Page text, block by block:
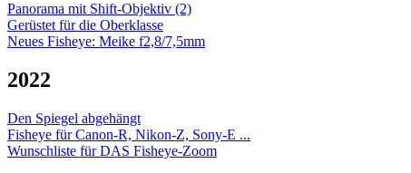
Panorama mit Shift-Objektiv (2)
Gerüstet für die Oberklasse
Neues Fisheye: Meike f2,8/7,5mm
2022
Den Spiegel abgehängt
Fisheye für Canon-R, Nikon-Z, Sony-E ...
Wunschliste für DAS Fisheye-Zoom